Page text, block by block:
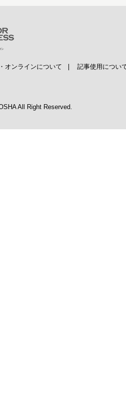
オンラインについて | 記事使用につい
All Right Reserved.